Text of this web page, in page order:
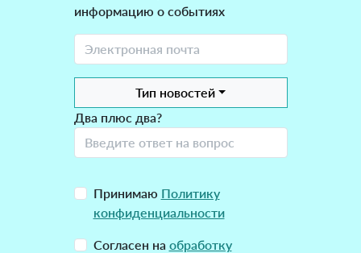
информацию о событиях
Тип новостей
Два плюс два?
Принимаю Политику
конфиденциальности
Согласен на обработку